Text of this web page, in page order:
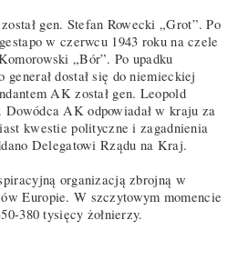
gen. Stefan Rowecki „Grot”. Po
w czerwcu 1943 roku na czele
„Bór”. Po upadku
dostał się do niemieckiej
AK został gen. Leopold
AK odpowiadał w kraju za
kwestie polityczne i zagadnienia
Delegatowi Rządu na Kraj.
organizacją zbrojną w
Europie. W szczytowym momencie
380 tysięcy żołnierzy.